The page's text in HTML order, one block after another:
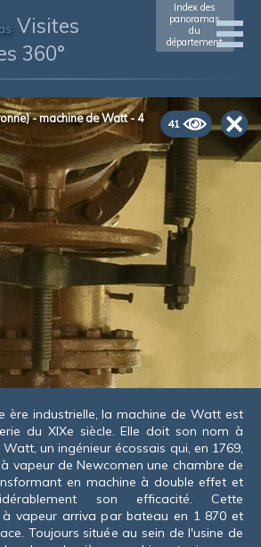
Visites
360°
Index des
panoramas
du
département
41
- machine de Watt - 4
ère industrielle, la machine de Watt est
du XIXe siècle. Elle doit son nom à
un ingénieur écossais qui, en 1769,
vapeur de Newcomen une chambre de
en machine à double effet et
son efficacité. Cette
vapeur arriva par bateau en 1 870 et
Toujours située au sein de l'usine de